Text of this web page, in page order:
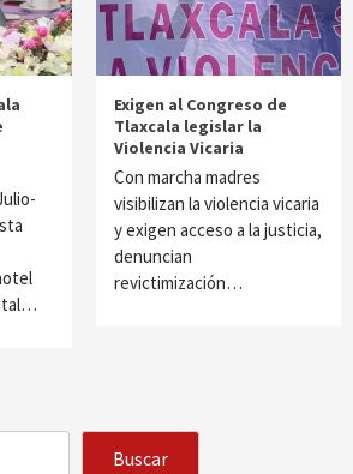
Exigen al Congreso de
Tlaxcala legislar la
Violencia Vicaria
Con marcha madres
visibilizan la violencia vicaria
y exigen acceso a la justicia,
denuncian
revictimización…
Buscar